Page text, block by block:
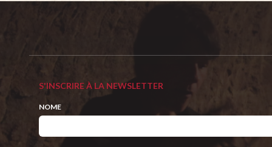
S'INSCRIRE À LA NEWSLETTER
NOME